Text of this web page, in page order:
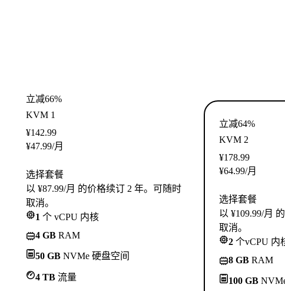
立减66%
KVM 1
¥142.99
¥47.99/月
选择套餐
以 ¥87.99/月 的价格续订 2 年。可随时
取消。
1 个 vCPU 内核
4 GB RAM
50 GB NVMe 硬盘空间
4 TB 流量
立减64%
KVM 2
¥178.99
¥64.99/月
选择套餐
以 ¥109.99/月
取消。
2 个vCPU 内
8 GB RAM
100 GB